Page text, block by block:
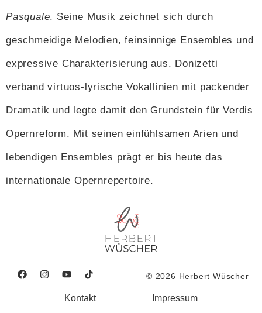
Pasquale. Seine Musik zeichnet sich durch
geschmeidige Melodien, feinsinnige Ensembles und
expressive Charakterisierung aus. Donizetti
verband virtuos-lyrische Vokallinien mit packender
Dramatik und legte damit den Grundstein für Verdis
Opernreform. Mit seinen einfühlsamen Arien und
lebendigen Ensembles prägt er bis heute das
internationale Opernrepertoire.
© 2026 Herbert Wüscher
Kontakt Impressum